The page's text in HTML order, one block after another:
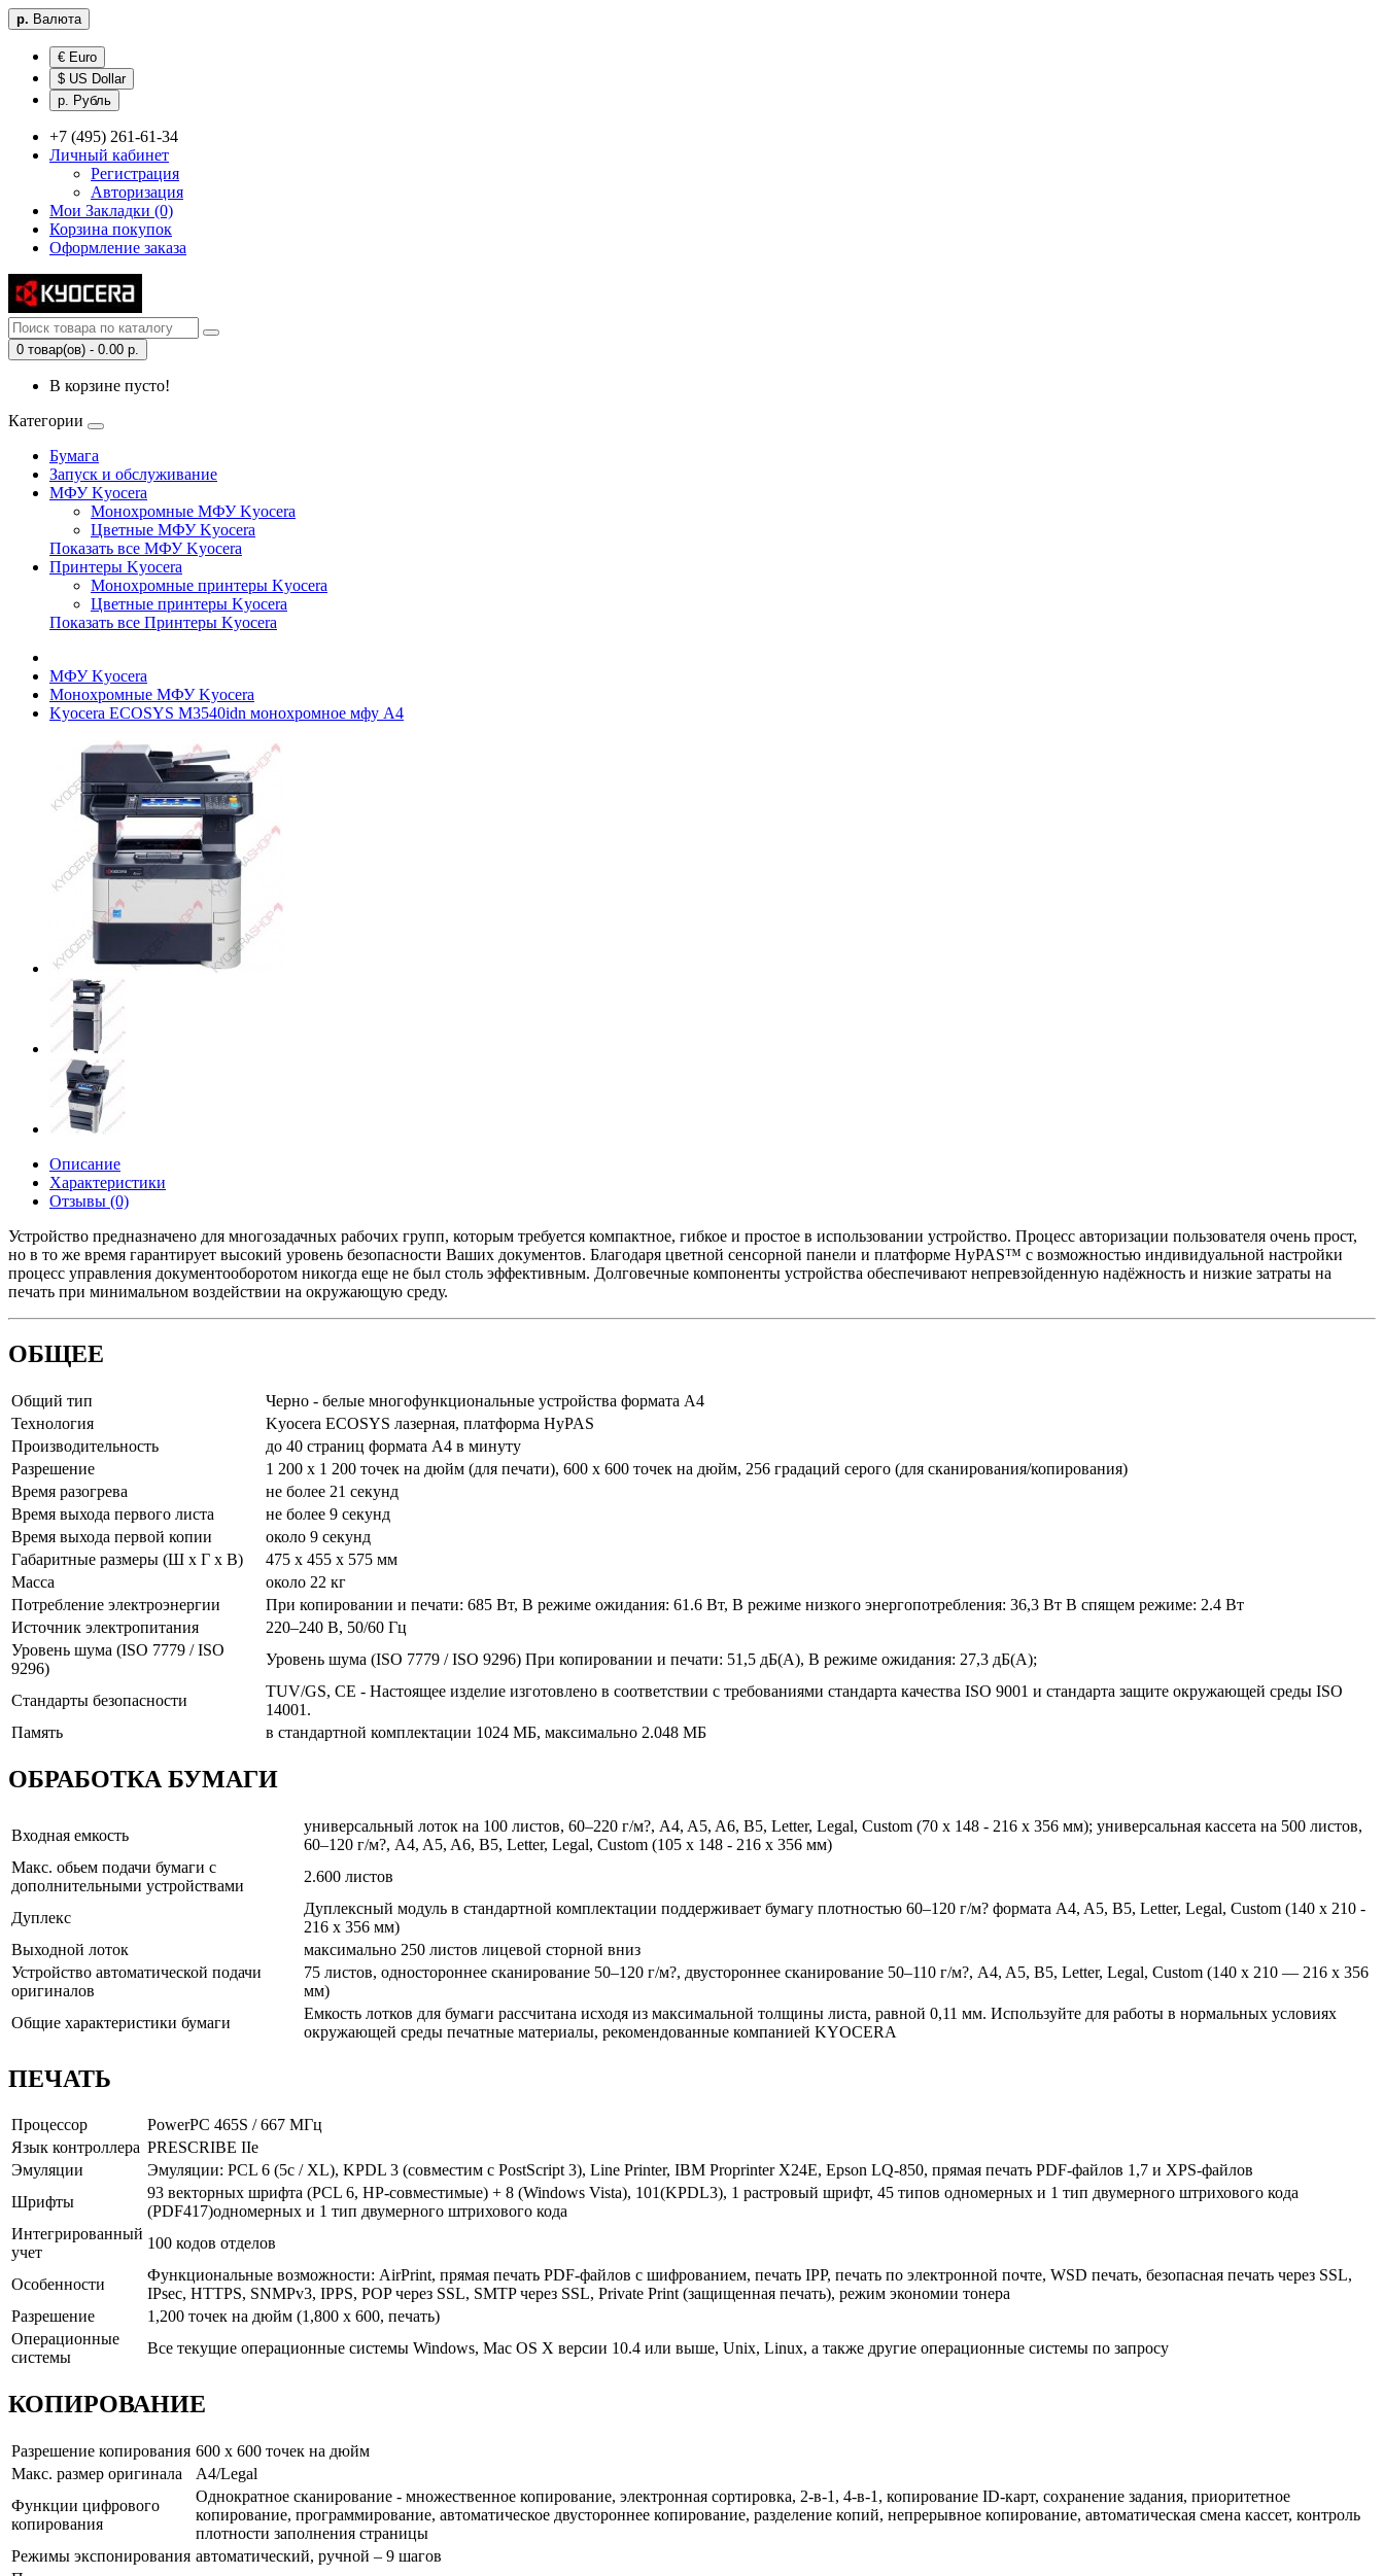
р. Валюта
€ Euro
$ US Dollar
р. Рубль
+7 (495) 261-61-34
Личный кабинет
Регистрация
Авторизация
Мои Закладки (0)
Корзина покупок
Оформление заказа
0 товар(ов) - 0.00 р.
В корзине пусто!
Категории
Бумага
Запуск и обслуживание
МФУ Kyocera
Монохромные МФУ Kyocera
Цветные МФУ Kyocera
Показать все МФУ Kyocera
Принтеры Kyocera
Монохромные принтеры Kyocera
Цветные принтеры Kyocera
Показать все Принтеры Kyocera
МФУ Kyocera
Монохромные МФУ Kyocera
Kyocera ECOSYS M3540idn монохромное мфу A4
Описание
Характеристики
Отзывы (0)
Устройство предназначено для многозадачных рабочих групп, которым требуется компактное, гибкое и простое в использовании устройство. Процесс авторизации пользователя очень прост,
но в то же время гарантирует высокий уровень безопасности Ваших документов. Благодаря цветной сенсорной панели и платформе HyPAS™ с возможностью индивидуальной настройки
процесс управления документооборотом никогда еще не был столь эффективным. Долговечные компоненты устройства обеспечивают непревзойденную надёжность и низкие затраты на
печать при минимальном воздействии на окружающую среду.
ОБЩЕЕ
Общий тип
Черно - белые многофункциональные устройства формата А4
Технология
Kyocera ECOSYS лазерная, платформа HyPAS
Производительность
до 40 страниц формата A4 в минуту
Разрешение
1 200 x 1 200 точек на дюйм (для печати), 600 x 600 точек на дюйм, 256 градаций серого (для сканирования/копирования)
Время разогрева
не более 21 секунд
Время выхода первого листа
не более 9 секунд
Время выхода первой копии
около 9 секунд
Габаритные размеры (Ш x Г x В)
475 x 455 x 575 мм
Масса
около 22 кг
Потребление электроэнергии
При копировании и печати: 685 Вт, В режиме ожидания: 61.6 Вт, В режиме низкого энергопотребления: 36,3 Вт В спящем режиме: 2.4 Вт
Источник электропитания
220–240 В, 50/60 Гц
Уровень шума (ISO 7779 / ISO
9296)
Уровень шума (ISO 7779 / ISO 9296) При копировании и печати: 51,5 дБ(А), В режиме ожидания: 27,3 дБ(А);
Стандарты безопасности
TUV/GS, CE - Настоящее изделие изготовлено в соответствии с требованиями стандарта качества ISO 9001 и стандарта защите окружающей среды ISO
14001.
Память
в стандартной комплектации 1024 МБ, максимально 2.048 МБ
ОБРАБОТКА БУМАГИ
Входная емкость
универсальный лоток на 100 листов, 60–220 г/м?, A4, A5, A6, B5, Letter, Legal, Custom (70 x 148 - 216 x 356 мм); универсальная кассета на 500 листов,
60–120 г/м?, A4, A5, A6, B5, Letter, Legal, Custom (105 x 148 - 216 x 356 мм)
Макс. обьем подачи бумаги с
дополнительными устройствами
2.600 листов
Дуплекс
Дуплексный модуль в стандартной комплектации поддерживает бумагу плотностью 60–120 г/м? формата A4, A5, B5, Letter, Legal, Custom (140 x 210 -
216 x 356 мм)
Выходной лоток
максимально 250 листов лицевой сторной вниз
Устройство автоматической подачи
оригиналов
75 листов, одностороннее сканирование 50–120 г/м?, двустороннее сканирование 50–110 г/м?, A4, A5, B5, Letter, Legal, Custom (140 x 210 — 216 x 356
мм)
Общие характеристики бумаги
Емкость лотков для бумаги рассчитана исходя из максимальной толщины листа, равной 0,11 мм. Используйте для работы в нормальных условиях
окружающей среды печатные материалы, рекомендованные компанией KYOCERA
ПЕЧАТЬ
Процессор
PowerPC 465S / 667 МГц
Язык контроллера PRESCRIBE IIe
Эмуляции
Эмуляции: PCL 6 (5c / XL), KPDL 3 (совместим с PostScript 3), Line Printer, IBM Proprinter X24E, Epson LQ-850, прямая печать PDF-файлов 1,7 и XPS-файлов
Шрифты
93 векторных шрифта (PCL 6, HP-совместимые) + 8 (Windows Vista), 101(KPDL3), 1 растровый шрифт, 45 типов одномерных и 1 тип двумерного штрихового кода
(PDF417)одномерных и 1 тип двумерного штрихового кода
Интегрированный
учет
100 кодов отделов
Особенности
Функциональные возможности: AirPrint, прямая печать PDF-файлов с шифрованием, печать IPP, печать по электронной почте, WSD печать, безопасная печать через SSL,
IPsec, HTTPS, SNMPv3, IPPS, POP через SSL, SMTP через SSL, Private Print (защищенная печать), режим экономии тонера
Разрешение
1,200 точек на дюйм (1,800 x 600, печать)
Операционные
системы
Все текущие операционные системы Windows, Mac OS X версии 10.4 или выше, Unix, Linux, а также другие операционные системы по запросу
КОПИРОВАНИЕ
Разрешение копирования 600 x 600 точек на дюйм
Макс. размер оригинала
A4/Legal
Функции цифрового
копирования
Однократное сканирование - множественное копирование, электронная сортировка, 2-в-1, 4-в-1, копирование ID-карт, сохранение задания, приоритетное
копирование, программирование, автоматическое двустороннее копирование, разделение копий, непрерывное копирование, автоматическая смена кассет, контроль
плотности заполнения страницы
Режимы экспонирования автоматический, ручной – 9 шагов